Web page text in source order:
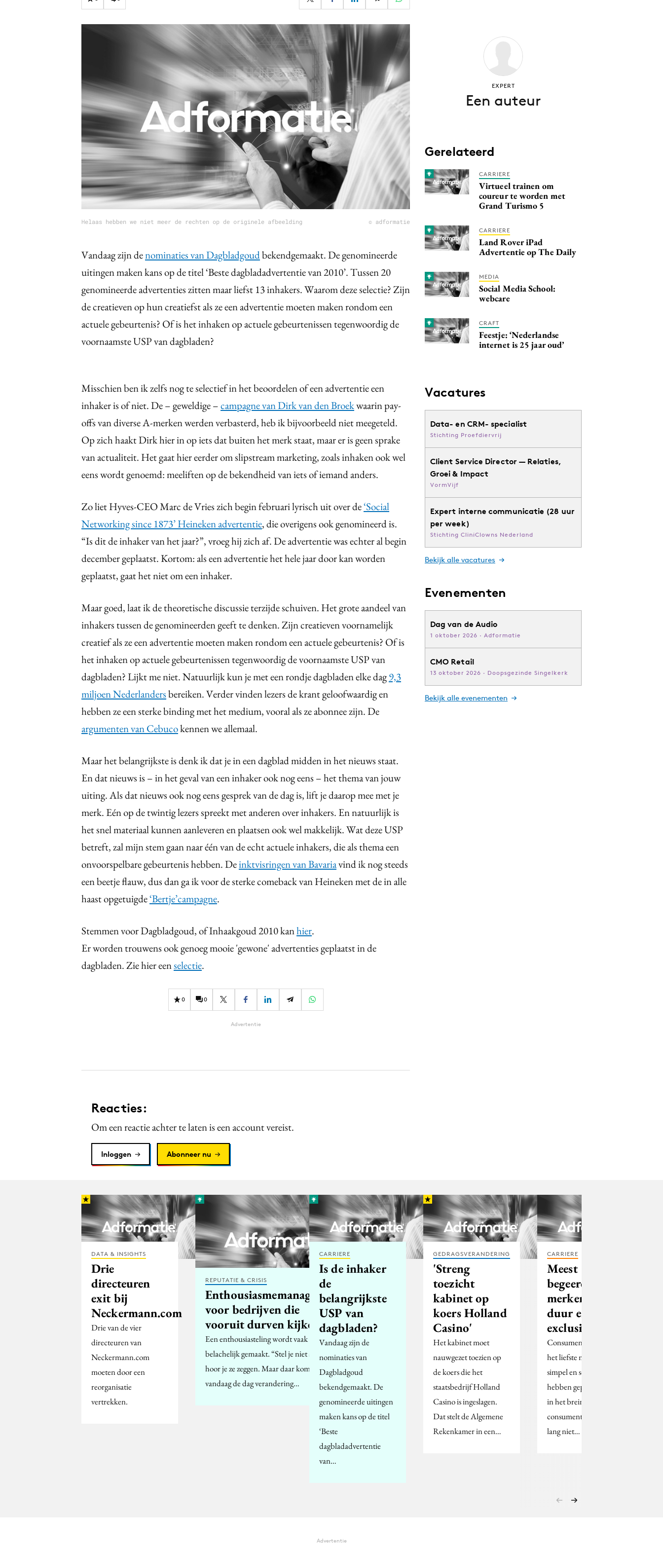
Influencer marketing
Interne communicatie
Martech
Reputatie & crisis
Helaas hebben we niet meer de rechten op de originele afbeelding © adformatie
Vandaag zijn denominaties van Dagbladgoudbekendgemaakt. De genomineerde
uitingen maken kans op de titel ‘Beste dagbladadvertentie van 2010’. Tussen 20
genomineerde advertenties zitten maar liefst 13 inhakers. Waarom deze selectie? Zijn
de creatieven op hun creatiefst als ze een advertentie moeten maken rondom een
actuele gebeurtenis? Of is het inhaken op actuele gebeurtenissen tegenwoordig de
voornaamste USP van dagbladen?
Misschien ben ik zelfs nog te selectief in het beoordelen of een advertentie een
inhaker is of niet. De – geweldige –campagne van Dirk van den Broekwaarin pay-
offs van diverse A-merken werden verbasterd, heb ik bijvoorbeeld niet meegeteld.
Op zich haakt Dirk hier in op iets dat buiten het merk staat, maar er is geen sprake
van actualiteit. Het gaat hier eerder om slipstream marketing, zoals inhaken ook wel
eens wordt genoemd: meeliften op de bekendheid van iets of iemand anders.
Zo liet Hyves-CEO Marc de Vries zich begin februari lyrisch uit over de‘Social
Networking since 1873’ Heineken advertentie, die overigens ook genomineerd is.
“Is dit de inhaker van het jaar?”, vroeg hij zich af. De advertentie was echter al begin
december geplaatst. Kortom: als een advertentie het hele jaar door kan worden
geplaatst, gaat het niet om een inhaker.
Maar goed, laat ik de theoretische discussie terzijde schuiven. Het grote aandeel van
inhakers tussen de genomineerden geeft te denken. Zijn creatieven voornamelijk
creatief als ze een advertentie moeten maken rondom een actuele gebeurtenis? Of is
het inhaken op actuele gebeurtenissen tegenwoordig de voornaamste USP van
dagbladen? Lijkt me niet. Natuurlijk kun je met een rondje dagbladen elke dag9,3
miljoen Nederlandersbereiken. Verder vinden lezers de krant geloofwaardig en
hebben ze een sterke binding met het medium, vooral als ze abonnee zijn. De
argumenten van Cebucokennen we allemaal.
Maar het belangrijkste is denk ik dat je in een dagblad midden in het nieuws staat.
En dat nieuws is – in het geval van een inhaker ook nog eens – het thema van jouw
uiting. Als dat nieuws ook nog eens gesprek van de dag is, lift je daarop mee met je
merk. Eén op de twintig lezers spreekt met anderen over inhakers. En natuurlijk is
het snel materiaal kunnen aanleveren en plaatsen ook wel makkelijk. Wat deze USP
betreft, zal mijn stem gaan naar één van de echt actuele inhakers, die als thema een
onvoorspelbare gebeurtenis hebben. Deinktvisringen van Bavariavind ik nog steeds
een beetje flauw, dus dan ga ik voor de sterke comeback van Heineken met de in alle
haast opgetuigde‘Bertje’campagne.
Stemmen voor Dagbladgoud, of Inhaakgoud 2010 kanhier.
Er worden trouwens ook genoeg mooie 'gewone' advertenties geplaatst in de
dagbladen. Zie hier eenselectie.
0 0
Advertentie
Reacties:
Om een reactie achter te laten is een account vereist.
Inloggen Abonneer nu
EXPERT
Een auteur
Gerelateerd
CARRIERE
Virtueel trainen om
coureur te worden met
Grand Turismo 5
CARRIERE
Land Rover iPad
Advertentie op The Daily
MEDIA
Social Media School:
webcare
CRAFT
Feestje: ‘Nederlandse
internet is 25 jaar oud’
Vacatures
Data- en CRM- specialist
Stichting Proefdiervrij
Client Service Director — Relaties,
Groei & Impact
VormVijf
Expert interne communicatie (28 uur
per week)
Stichting CliniClowns Nederland
Bekijk alle vacatures
Evenementen
Dag van de Audio
1 oktober 2026 · Adformatie
CMO Retail
13 oktober 2026 · Doopsgezinde Singelkerk
Bekijk alle evenementen
DATA & INSIGHTS
Drie
directeuren
exit bij
Neckermann.com
Drie van de vier
directeuren van
Neckermann.com
moeten door een
reorganisatie
vertrekken.
REPUTATIE & CRISIS
Enthousiasmemanagement:
voor bedrijven die
vooruit durven kijken
Een enthousiasteling wordt vaak
belachelijk gemaakt. “Stel je niet aan”,
hoor je ze zeggen. Maar daar komt
vandaag de dag verandering…
CARRIERE
Is de inhaker
de
belangrijkste
USP van
dagbladen?
Vandaag zijn de
nominaties van
Dagbladgoud
bekendgemaakt. De
genomineerde uitingen
maken kans op de titel
‘Beste
dagbladadvertentie
van…
GEDRAGSVERANDERING
'Streng
toezicht
kabinet op
koers Holland
Casino'
Het kabinet moet
nauwgezet toezien op
de koers die het
staatsbedrijf Holland
Casino is ingeslagen.
Dat stelt de Algemene
Rekenkamer in een…
CARRIERE
Meest
begeerde
merken niet
duur en
exclusief
Consumenten willen
het liefste merken zich
simpel en scherp
hebben gepositioneerd
in het brein van de
consument. Dat hoeven
lang niet…
Advertentie